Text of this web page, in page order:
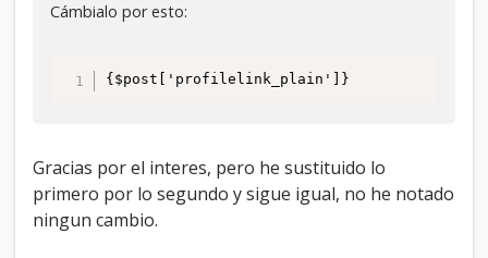
Cámbialo por esto:
{$post['profilelink_plain']}
Gracias por el interes, pero he sustituido lo
primero por lo segundo y sigue igual, no he notado
ningun cambio.